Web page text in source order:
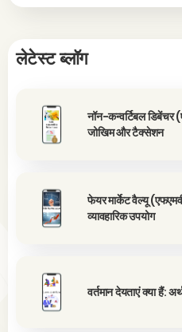
लेटेस्ट ब्लॉग
नॉन-कन्वर्टिबल डिबेंचर
जोखिम और टैक्सेशन
फेयर मार्केट वैल्यू
व्यावहारिक उपयोग
वर्तमान देयताएं क्या हैं: